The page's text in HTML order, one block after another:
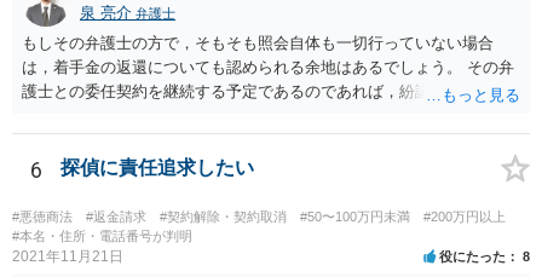
泉 亮介 弁護士
もしその弁護士の方で，そもそも照会自体も一切行っていない場合
は，着手金の返還についても認められる余地はあるでしょう。 その弁
護士との委任契約を継続する予定であるのであれば，紛議調停等の手
う。弁護士を解任するつもりであるならば，解任を伝えたうえで返金
についての話し合いをまず行い，弁護士側の対応に納得がいかなけれ
に決まりがあるわけではないので，ご質問者様の意向次第です。
6 探偵に責任追求したい
#悪徳商法 #返金請求 #契約解除・契約取消 #50〜100万円未満
#200万円以上
#本名・住所・電話番号が判明
2021年11月21日 役にたった 8